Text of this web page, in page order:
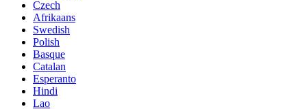
Czech
Afrikaans
Swedish
Polish
Basque
Catalan
Esperanto
Hindi
Lao